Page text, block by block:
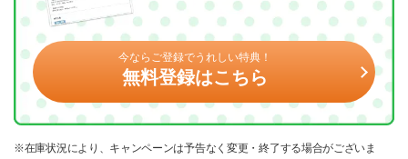
今ならご登録でうれしい特典！
無料登録はこちら
※在庫状況により、キャンペーンは予告なく変更・終了する場合がございま